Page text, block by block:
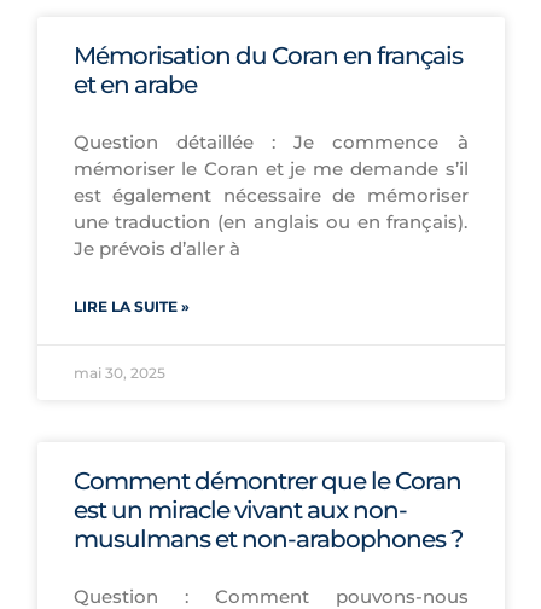
Mémorisation du Coran en français
et en arabe
Question détaillée : Je commence à
mémoriser le Coran et je me demande s’il
est également nécessaire de mémoriser
une traduction (en anglais ou en français).
Je prévois d’aller à
LIRE LA SUITE »
mai 30, 2025
Comment démontrer que le Coran
est un miracle vivant aux non-
musulmans et non-arabophones ?
Question : Comment pouvons-nous